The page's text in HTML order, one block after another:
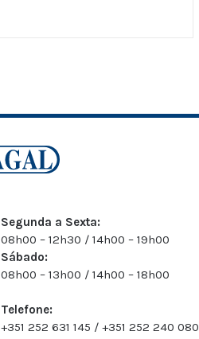
Segunda a Sexta:
08h00 – 12h30 / 14h00 – 19h00
Sábado:
08h00 – 13h00 / 14h00 – 18h00
Telefone:
+351 252 631 145 / +351 252 240 080